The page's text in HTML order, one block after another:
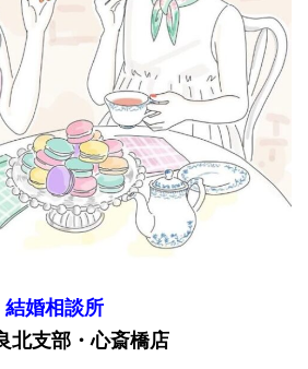
婚相談所
北支部・心斎橋店